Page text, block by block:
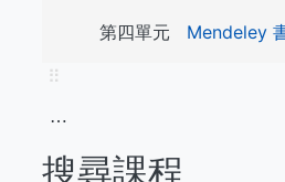
第四單元 Mendeley
⠿
⋯
搜尋課程